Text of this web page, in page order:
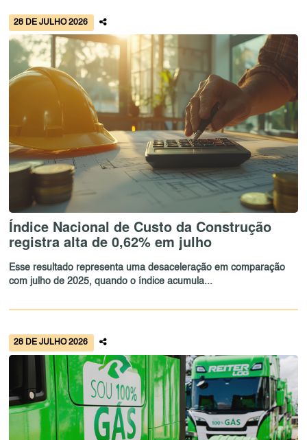
28 DE JULHO 2026
Índice Nacional de Custo da Construção
registra alta de 0,62% em julho
Esse resultado representa uma desaceleração em comparação
com julho de 2025, quando o índice acumula...
28 DE JULHO 2026